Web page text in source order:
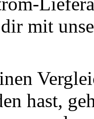
mit
hast,